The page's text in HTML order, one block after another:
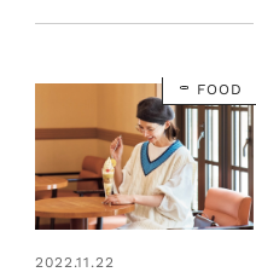
FOOD
2022.11.22